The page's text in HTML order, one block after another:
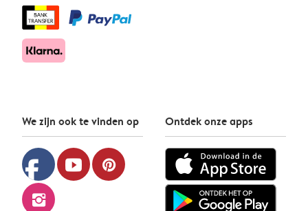
We zijn ook te vinden op
facebook youtube pinterest
instagram
Ontdek onze apps